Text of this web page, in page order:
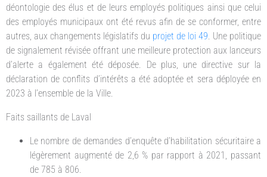
déontologie des élus et de leurs employés politiques ainsi que celui
des employés municipaux ont été revus afin de se conformer, entre
autres, aux changements législatifs du projet de loi 49. Une politique
de signalement révisée offrant une meilleure protection aux lanceurs
d’alerte a également été déposée. De plus, une directive sur la
déclaration de conflits d’intérêts a été adoptée et sera déployée en
2023 à l’ensemble de la Ville.
Faits saillants de Laval
Le nombre de demandes d’enquête d’habilitation sécuritaire a
légèrement augmenté de 2,6 % par rapport à 2021, passant
de 785 à 806.